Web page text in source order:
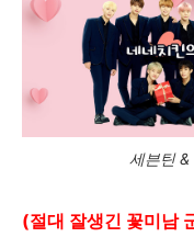
세븐틴
(절대 잘생긴 꽃미남